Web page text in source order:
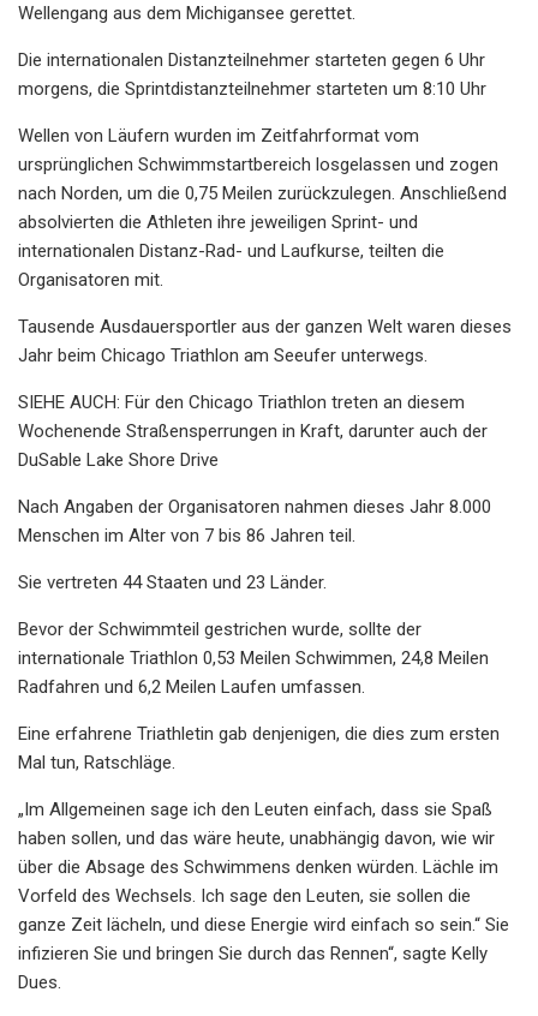
Wellengang aus dem Michigansee gerettet.
Die internationalen Distanzteilnehmer starteten gegen 6 Uhr
morgens, die Sprintdistanzteilnehmer starteten um 8:10 Uhr
Wellen von Läufern wurden im Zeitfahrformat vom
ursprünglichen Schwimmstartbereich losgelassen und zogen
nach Norden, um die 0,75 Meilen zurückzulegen. Anschließend
absolvierten die Athleten ihre jeweiligen Sprint- und
internationalen Distanz-Rad- und Laufkurse, teilten die
Organisatoren mit.
Tausende Ausdauersportler aus der ganzen Welt waren dieses
Jahr beim Chicago Triathlon am Seeufer unterwegs.
SIEHE AUCH: Für den Chicago Triathlon treten an diesem
Wochenende Straßensperrungen in Kraft, darunter auch der
DuSable Lake Shore Drive
Nach Angaben der Organisatoren nahmen dieses Jahr 8.000
Menschen im Alter von 7 bis 86 Jahren teil.
Sie vertreten 44 Staaten und 23 Länder.
Bevor der Schwimmteil gestrichen wurde, sollte der
internationale Triathlon 0,53 Meilen Schwimmen, 24,8 Meilen
Radfahren und 6,2 Meilen Laufen umfassen.
Eine erfahrene Triathletin gab denjenigen, die dies zum ersten
Mal tun, Ratschläge.
„Im Allgemeinen sage ich den Leuten einfach, dass sie Spaß
haben sollen, und das wäre heute, unabhängig davon, wie wir
über die Absage des Schwimmens denken würden. Lächle im
Vorfeld des Wechsels. Ich sage den Leuten, sie sollen die
ganze Zeit lächeln, und diese Energie wird einfach so sein.“ Sie
infizieren Sie und bringen Sie durch das Rennen“, sagte Kelly
Dues.